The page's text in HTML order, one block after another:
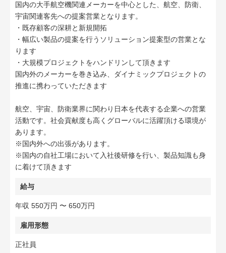
国内の大手航空機関連メーカーを中心とした、航空、防衛、
宇宙関連客先への提案営業となります。
・既存顧客の深耕と新規開拓
・幅広い製品の提案を行うソリューション提案型の営業とな
ります
・大規模プロジェクトをハンドリンして頂きます
国内外のメーカーを巻き込み、ダイナミックプロジェクトの
推進に携わっていただきます
航空、宇宙、防衛業界に関わり日本を代表する企業への営業
活動です。社会貢献度も高くグローバルに活躍頂ける環境が
あります。
※国内外への出張があります。
※国内の自社工場において入社後研修を行い、製品知識も身
に着けて頂きます
給与
年収 550万円 〜 650万円
雇用形態
正社員